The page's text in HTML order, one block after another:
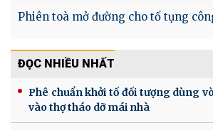
Phiên toà mở đường cho tố tụng
ĐỌC NHIỀU NHẤT
Phê chuẩn khởi tố đối tượng dùng
vào thợ tháo dỡ mái nhà